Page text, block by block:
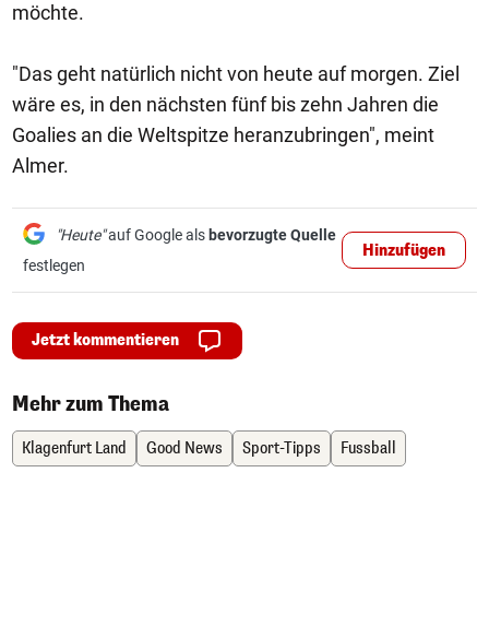
möchte.
"Das geht natürlich nicht von heute auf morgen. Ziel
wäre es, in den nächsten fünf bis zehn Jahren die
Goalies an die Weltspitze heranzubringen", meint
Almer.
"Heute"auf Google als bevorzugte Quelle
festlegen
Hinzufügen
Jetzt kommentieren
Mehr zum Thema
Klagenfurt Land Good News Sport-Tipps Fussball